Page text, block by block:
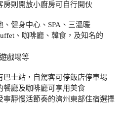
則開放小廚房可自行開伙
健身中心、SPA、三溫暖
、咖啡廳、韓食，及知名的
戲場等
巴士站，自駕客可停飯店停車場
餐廳及咖啡廳可享用美食
靜慢活節奏的濟州東部住宿選擇